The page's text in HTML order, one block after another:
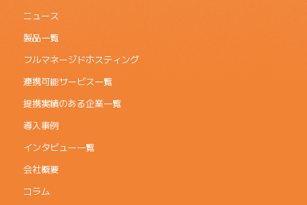
ニュース
製品一覧
フルマネージドホスティング
連携可能サービス一覧
提携実績のある企業一覧
導入事例
インタビュー一覧
会社概要
コラム